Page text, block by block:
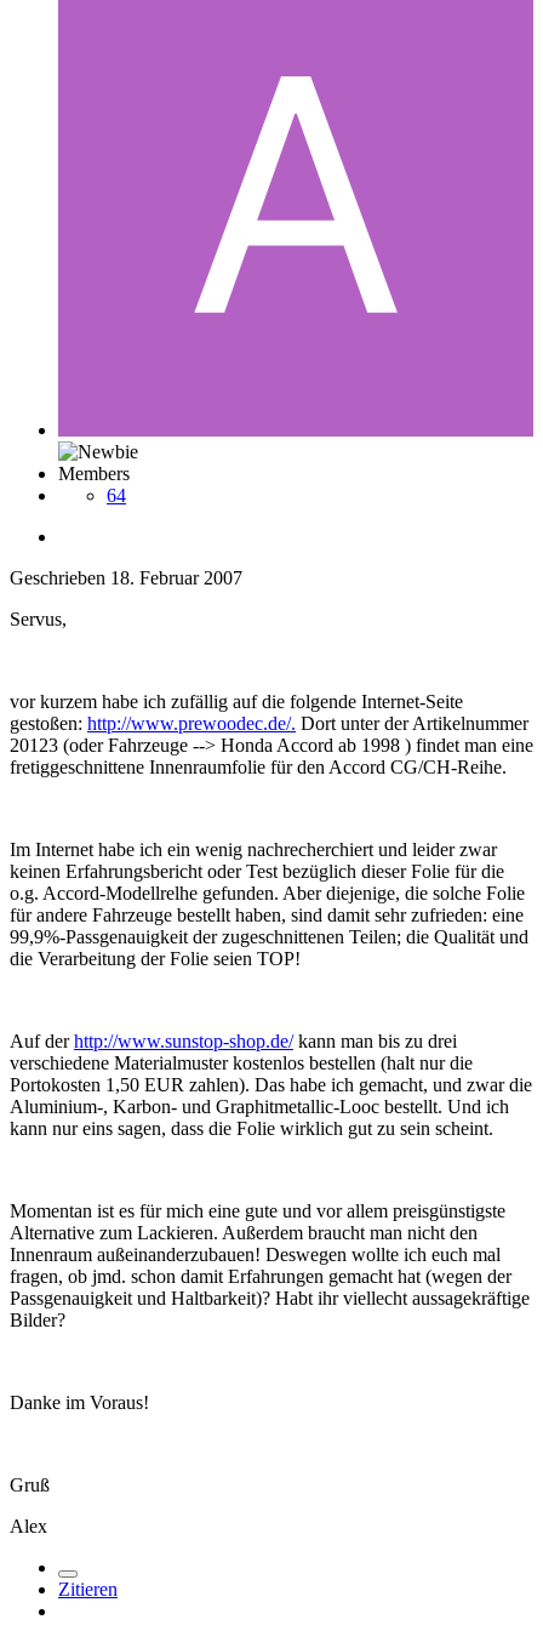
Members
64
Geschrieben 18. Februar 2007
Servus,
vor kurzem habe ich zufällig auf die folgende Internet-Seite
gestoßen: http://www.prewoodec.de/. Dort unter der Artikelnummer
20123 (oder Fahrzeuge --> Honda Accord ab 1998 ) findet man eine
fretiggeschnittene Innenraumfolie für den Accord CG/CH-Reihe.
Im Internet habe ich ein wenig nachrecherchiert und leider zwar
keinen Erfahrungsbericht oder Test bezüglich dieser Folie für die
o.g. Accord-Modellrelhe gefunden. Aber diejenige, die solche Folie
für andere Fahrzeuge bestellt haben, sind damit sehr zufrieden: eine
99,9%-Passgenauigkeit der zugeschnittenen Teilen; die Qualität und
die Verarbeitung der Folie seien TOP!
Auf derhttp://www.sunstop-shop.de/kann man bis zu drei
verschiedene Materialmuster kostenlos bestellen (halt nur die
Portokosten 1,50 EUR zahlen). Das habe ich gemacht, und zwar die
Aluminium-, Karbon- und Graphitmetallic-Looc bestellt. Und ich
kann nur eins sagen, dass die Folie wirklich gut zu sein scheint.
Momentan ist es für mich eine gute und vor allem preisgünstigste
Alternative zum Lackieren. Außerdem braucht man nicht den
Innenraum außeinanderzubauen! Deswegen wollte ich euch mal
fragen, ob jmd. schon damit Erfahrungen gemacht hat (wegen der
Passgenauigkeit und Haltbarkeit)? Habt ihr viellecht aussagekräftige
Bilder?
Danke im Voraus!
Gruß
Alex
Zitieren